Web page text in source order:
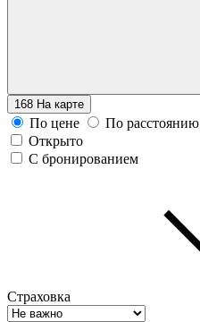
168 На карте
По цене
По расстоянию
Открыто
С бронированием
Страховка